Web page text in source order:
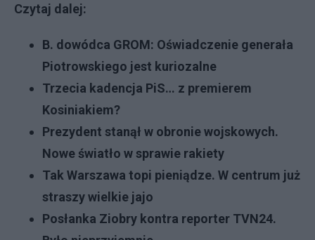
Czytaj dalej:
B. dowódca GROM: Oświadczenie generała
Piotrowskiego jest kuriozalne
Trzecia kadencja PiS… z premierem
Kosiniakiem?
Prezydent stanął w obronie wojskowych.
Nowe światło w sprawie rakiety
Tak Warszawa topi pieniądze. W centrum już
straszy wielkie jajo
Posłanka Ziobry kontra reporter TVN24.